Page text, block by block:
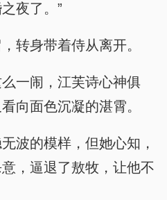
夜了。”
转身带着侍从离开。
一闹，江芙诗心神俱
向面色沉凝的湛霄。
波的模样，但她心知，
，逼退了敖牧，让他不